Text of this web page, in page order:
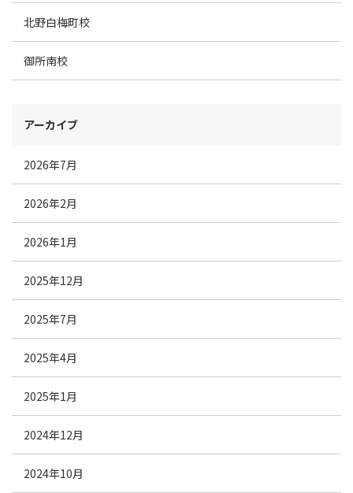
北野白梅町校
御所南校
アーカイブ
2026年7月
2026年2月
2026年1月
2025年12月
2025年7月
2025年4月
2025年1月
2024年12月
2024年10月